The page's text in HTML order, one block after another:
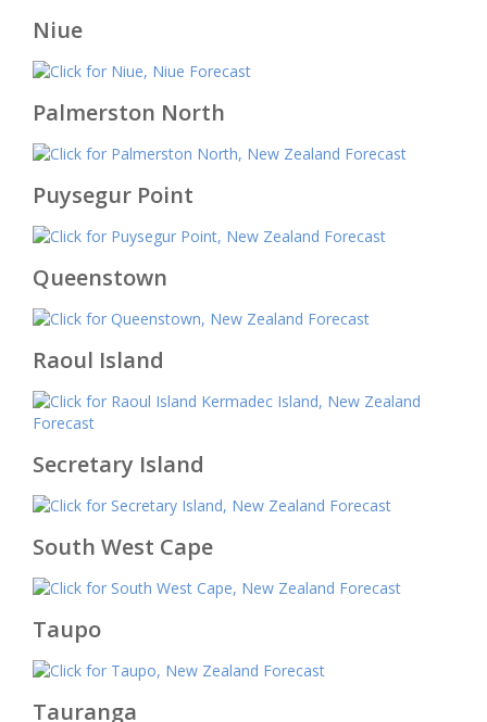
Niue
Palmerston North
Puysegur Point
Queenstown
Raoul Island
Secretary Island
South West Cape
Taupo
Tauranga